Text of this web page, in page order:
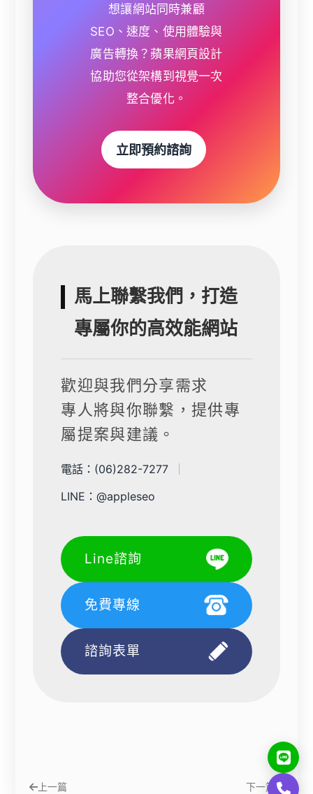
想讓網站同時兼顧
SEO、速度、使用體驗與
廣告轉換？蘋果網頁設計
協助您從架構到視覺一次
整合優化。
立即預約諮詢
馬上聯繫我們，打造
專屬你的高效能網站
歡迎與我們分享需求
專人將與你聯繫，提供專
屬提案與建議。
電話： (06)282-7277
LINE：@appleseo
Line諮詢
免費專線
諮詢表單
上一篇 下一篇